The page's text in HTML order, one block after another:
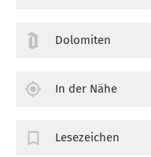
Dolomiten
In der Nähe
Lesezeichen